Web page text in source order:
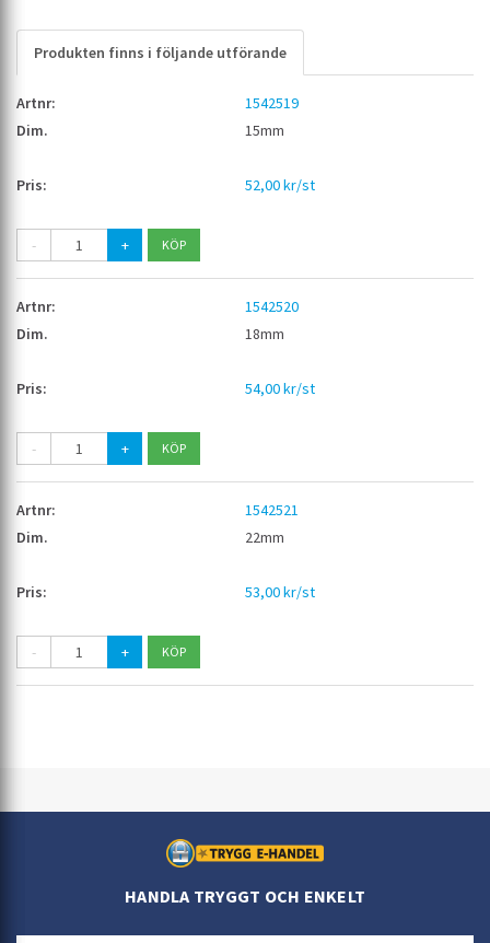
Produkten finns i följande utförande
1542519
15mm
52,00 kr/st
- +
1542520
18mm
54,00 kr/st
- +
1542521
22mm
53,00 kr/st
- +
HANDLA TRYGGT OCH ENKELT